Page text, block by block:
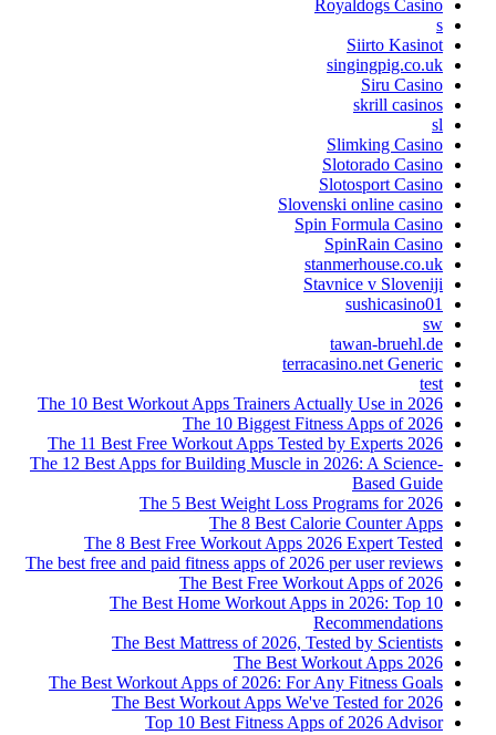
Royaldogs Casino
s
Siirto Kasinot
singingpig.co.uk
Siru Casino
skrill casinos
sl
Slimking Casino
Slotorado Casino
Slotosport Casino
Slovenski online casino
Spin Formula Casino
SpinRain Casino
stanmerhouse.co.uk
Stavnice v Sloveniji
sushicasino01
sw
tawan-bruehl.de
terracasino.net Generic
test
The 10 Best Workout Apps Trainers Actually Use in 2026
The 10 Biggest Fitness Apps of 2026
The 11 Best Free Workout Apps Tested by Experts 2026
The 12 Best Apps for Building Muscle in 2026: A Science-
Based Guide
The 5 Best Weight Loss Programs for 2026
The 8 Best Calorie Counter Apps
The 8 Best Free Workout Apps 2026 Expert Tested
The best free and paid fitness apps of 2026 per user reviews
The Best Free Workout Apps of 2026
The Best Home Workout Apps in 2026: Top 10
Recommendations
The Best Mattress of 2026, Tested by Scientists
The Best Workout Apps 2026
The Best Workout Apps of 2026: For Any Fitness Goals
The Best Workout Apps We've Tested for 2026
Top 10 Best Fitness Apps of 2026 Advisor